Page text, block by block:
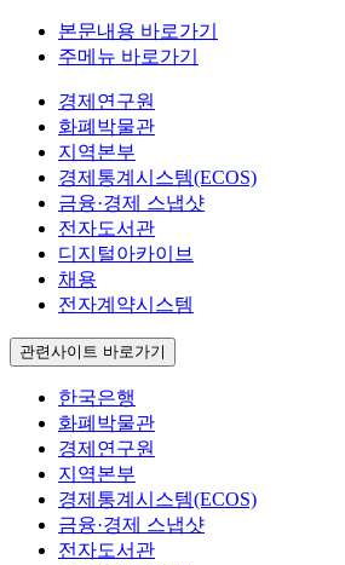
본문내용 바로가기
주메뉴 바로가기
경제연구원
화폐박물관
지역본부
경제통계시스템(ECOS)
금융·경제 스냅샷
전자도서관
디지털아카이브
채용
전자계약시스템
관련사이트 바로가기
한국은행
화폐박물관
경제연구원
지역본부
경제통계시스템(ECOS)
금융·경제 스냅샷
전자도서관